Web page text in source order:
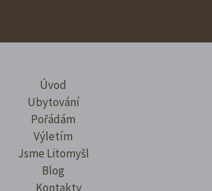
Úvod
Ubytování
Pořádám
Výletím
Jsme Litomyšl
Blog
Kontakty